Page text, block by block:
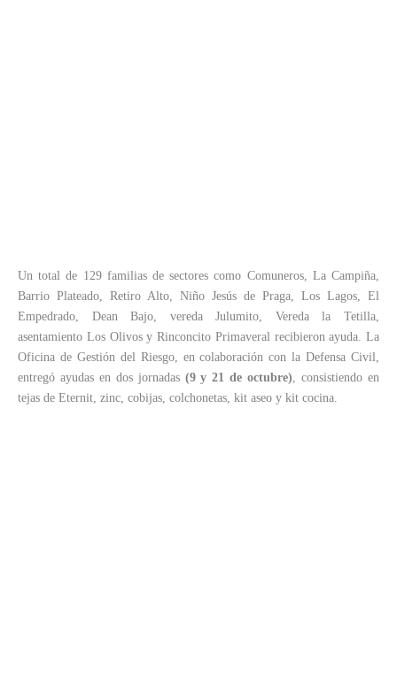
Un total de 129 familias de sectores como Comuneros, La Campiña,
Barrio Plateado, Retiro Alto, Niño Jesús de Praga, Los Lagos, El
Empedrado, Dean Bajo, vereda Julumito, Vereda la Tetilla,
asentamiento Los Olivos y Rinconcito Primaveral recibieron ayuda. La
Oficina de Gestión del Riesgo, en colaboración con la Defensa Civil,
entregó ayudas en dos jornadas(9 y 21 de octubre) , consistiendo en
tejas de Eternit, zinc, cobijas, colchonetas, kit aseo y kit cocina.